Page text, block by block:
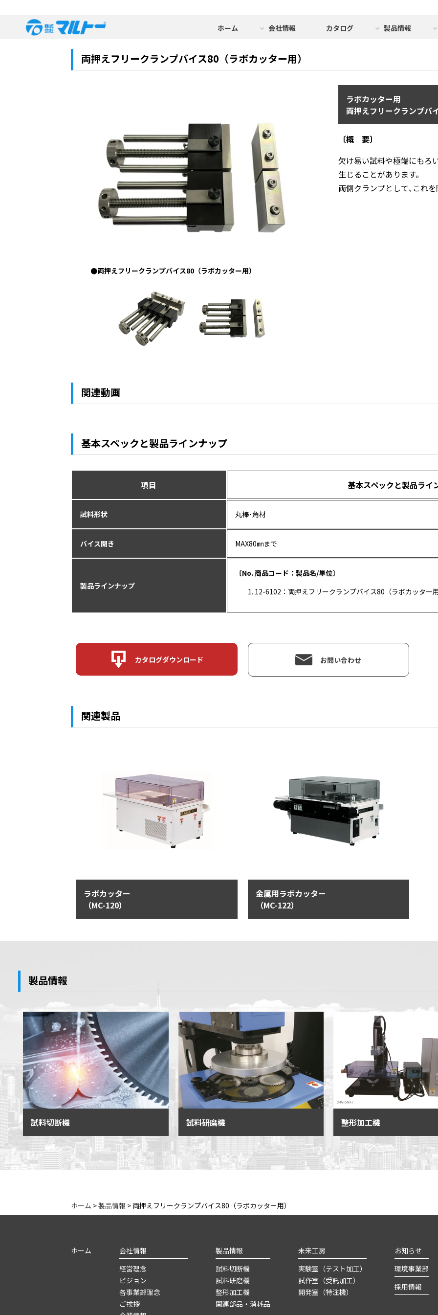
ホーム 会社情報 カタログ 製品情報
両押えフリークランプバイス80（ラボカッター用）
ラボカッター用
両押えフリークランプバ
〔概 要〕
欠け易い試料や極端にもろ
生じることがあります。
両側クランプとして､これを
●両押えフリークランプバイス80（ラボカッター用）
関連動画
基本スペックと製品ラインナップ
項目 基本スペックと製品ライ
試料形状 丸棒･角材
バイス開き MAX80㎜まで
製品ラインナップ
〔No. 商品コード：製品名/単位〕
12-6102：両押えフリークランプバイス80（ラボカッター
カタログダウンロード お問い合わせ
関連製品
ラボカッター
（MC-120）
金属用ラボカッター
（MC-122）
製品情報
試料切断機 試料研磨機 整形加工機
ホーム >製品情報 >両押えフリークランプバイス80（ラボカッター用）
ホーム
会社情報
経営理念
ビジョン
各事業部理念
ご挨拶
製品情報
試料切断機
試料研磨機
整形加工機
関連部品・消耗品
未来工房
実験室（テスト加工）
試作室（受託加工）
開発室（特注機）
お知らせ
環境事業部
採用情報